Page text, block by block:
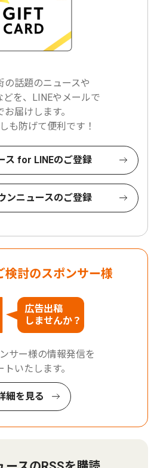
の話題のニュースや
どを、LINEやメールで
お届けします。
も防げて便利です！
ス for LINEのご登録
ンニュースのご登録
検討のスポンサー様
広告出稿
しませんか？
サー様の情報発信を
トいたします。
細を見る